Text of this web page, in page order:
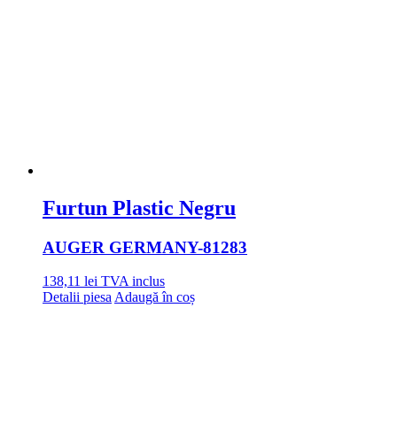
Furtun Plastic Negru
AUGER GERMANY-81283
138,11 lei TVA inclus
Detalii piesa Adaugă în coș